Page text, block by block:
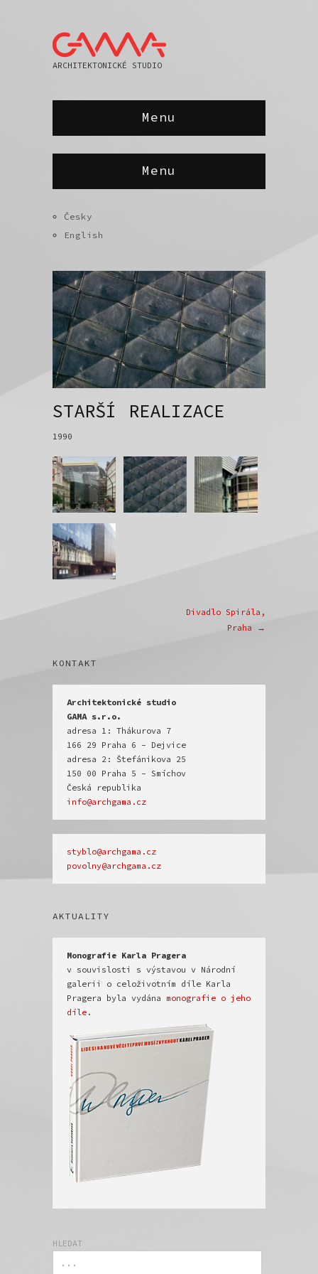
ARCHITEKTONICKÉ STUDIO
Menu
Menu
Česky
English
STARŠÍ REALIZACE
1990
Divadlo Spirála,
Praha →
KONTAKT
Architektonické studio
GAMA s.r.o.
adresa 1: Thákurova 7
166 29 Praha 6 - Dejvice
adresa 2: Štefánikova 25
150 00 Praha 5 - Smíchov
info@archgama.cz
povolny@archgama.cz
AKTUALITY
v souvislosti s výstavou v Národní
galerii o celoživotním díle Karla
Pragera byla vydána monografie o jeho
díle
HLEDAT